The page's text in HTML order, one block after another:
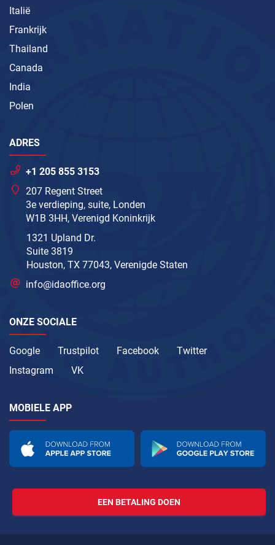
Italië
Frankrijk
Thailand
Canada
India
Polen
ADRES
+1 205 855 3153
207 Regent Street
3e verdieping, suite, Londen
W1B 3HH, Verenigd Koninkrijk
1321 Upland Dr.
Suite 3819
Houston, TX 77043, Verenigde Staten
info@idaoffice.org
ONZE SOCIALE
Google Trustpilot Facebook
Twitter
Instagram
VK
MOBIELE APP
EEN BETALING DOEN